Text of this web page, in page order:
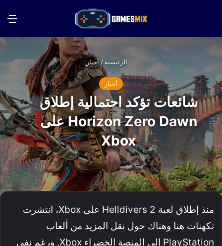
الرئيسية/أخبار
أخبار
شائعات تؤكد احتمالية إطلاق
Horizon Zero Dawn على
Xbox
منذ إطلاق لعبة Helldivers 2 على Xbox، انتشرت
تكهنات هنا وهناك حول نقل المزيد من ألعاب
PlayStation إلى المنصة الخضراء Xbox. ورغم نفي